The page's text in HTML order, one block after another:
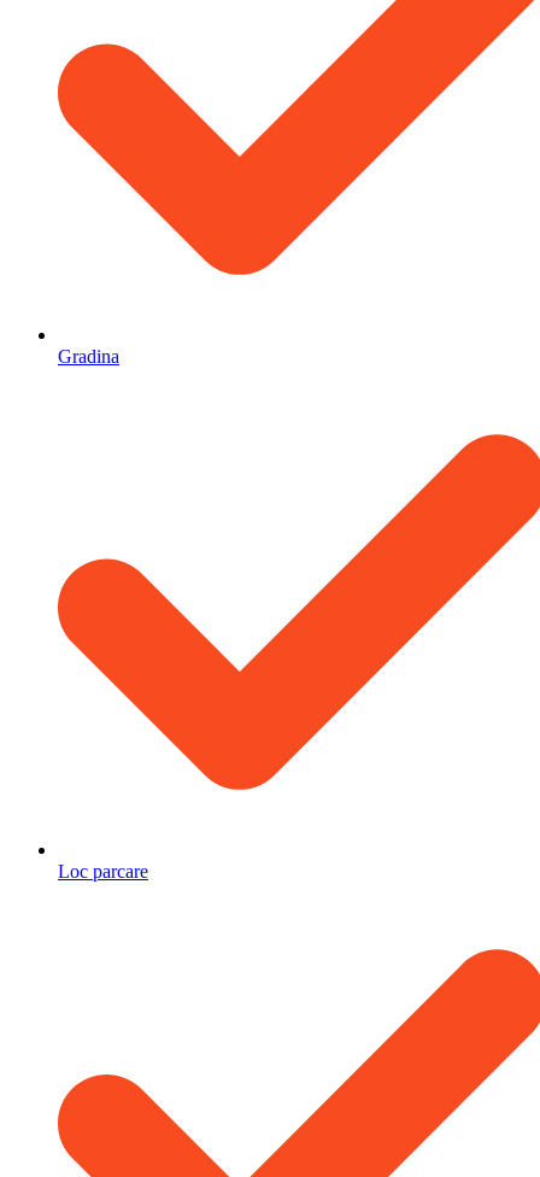
Gradina
Loc parcare